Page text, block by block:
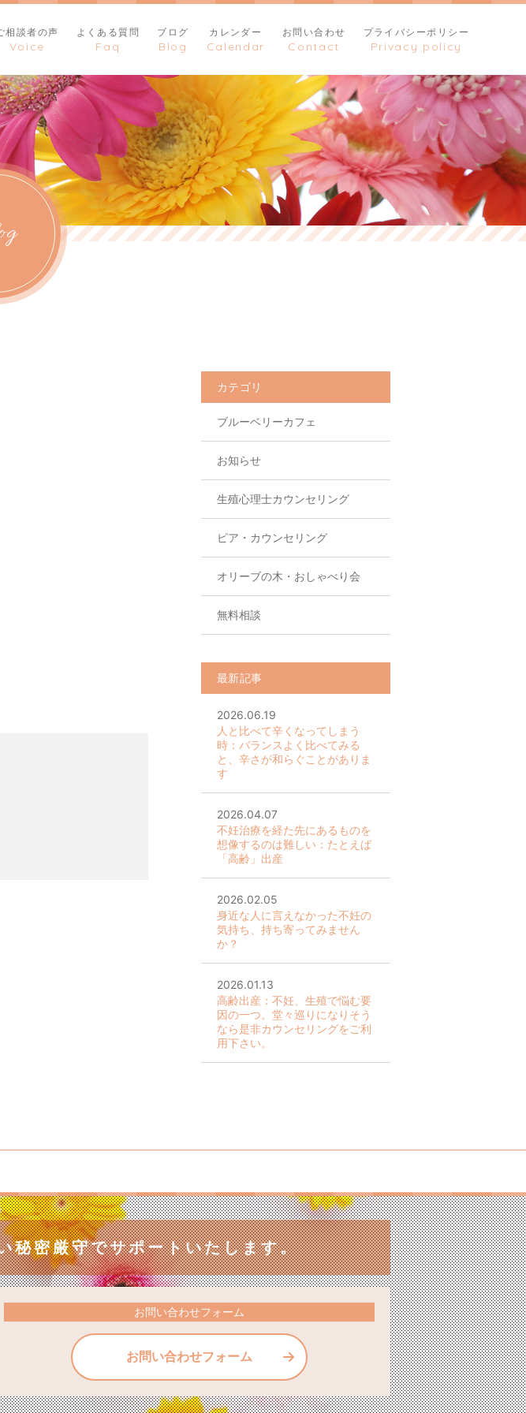
相談者の声 よくある質問 ブログ カレンダー お問い合わせ プライバシーポリシー
カテゴリ
ブルーベリーカフェ
お知らせ
生殖心理士カウンセリング
ピア・カウンセリング
オリーブの木・おしゃべり会
無料相談
最新記事
2026.06.19
人と比べて辛くなってしまう
時：バランスよく比べてみる
と、辛さが和らぐことがありま
す
2026.04.07
不妊治療を経た先にあるものを
想像するのは難しい：たとえば
「高齢」出産
2026.02.05
身近な人に言えなかった不妊の
気持ち、持ち寄ってみません
か？
2026.01.13
高齢出産：不妊、生殖で悩む要
因の一つ。堂々巡りになりそう
なら是非カウンセリングをご利
用下さい。
秘密厳守でサポートいたします。
お問い合わせフォーム
お問い合わせフォーム